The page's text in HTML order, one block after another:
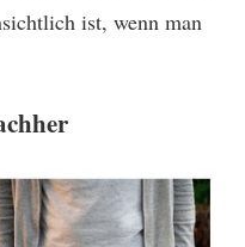
ist, wenn man